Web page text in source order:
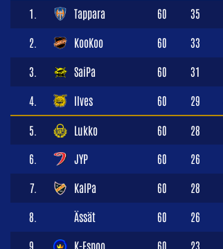
1. Tappara 60 35
2. KooKoo 60 33
3. SaiPa 60 31
4. Ilves 60 29
5. Lukko 60 28
6. JYP 60 26
7. KalPa 60 28
8. Ässät 60 26
9. K-Espoo 60 23